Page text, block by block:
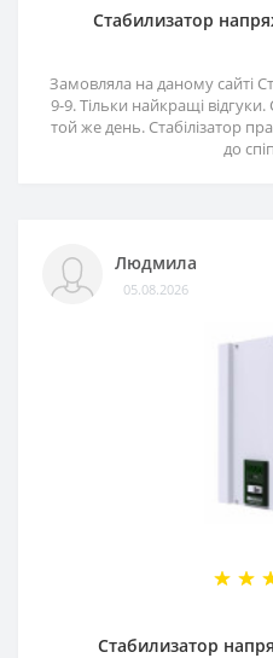
Стабилизатор
Замовляла на даному сайті
9-9. Тільки найкращі
той же день. Стабілізатор
до
Людмила
05.08.2026
Стабилизатор